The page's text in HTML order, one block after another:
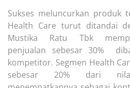
Sukses meluncurkan produk
Health Care turut ditandai
Mustika Ratu Tbk
penjualan sebesar 30%
kompetitor. Segmen Health
sebesar 20% dari